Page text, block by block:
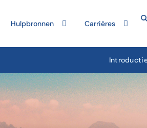
Hulpbronnen Carrières